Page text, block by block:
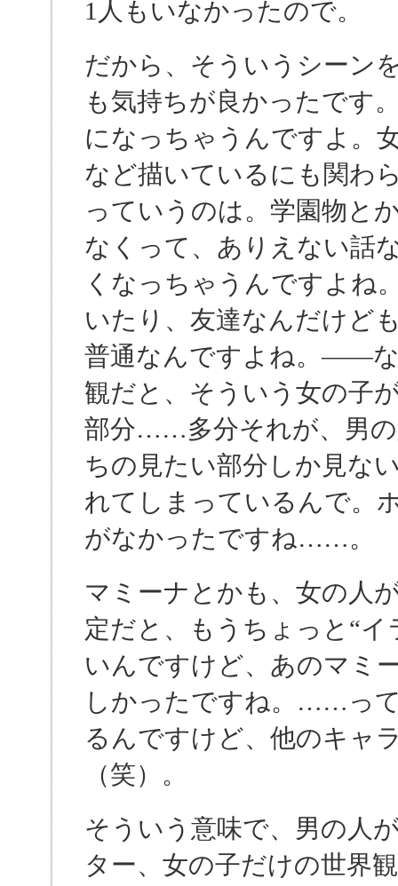
1人もいなかったので。
だから、そういうシーン
も気持ちが良かったです
になっちゃうんですよ。
など描いているにも関わ
っていうのは。学園物と
なくって、ありえない話
くなっちゃうんですよね
いたり、友達なんだけ
普通なんですよね。――
観だと、そういう女の子
部分……多分それが、男の
ちの見たい部分しか見な
れてしまっているんで。
がなかったですね……。
マミーナとかも、女の人
定だと、もうちょっと“
いんですけど、あのマミ
しかったですね。……っ
るんですけど、他のキャ
（笑）。
そういう意味で、男の人
ター、女の子だけの世界